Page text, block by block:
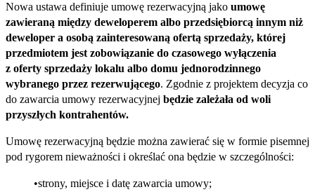
Nowa ustawa definiuje umowę rezerwacyjną jako umowę
zawieraną między deweloperem albo przedsiębiorcą innym niż
deweloper a osobą zainteresowaną ofertą sprzedaży, której
przedmiotem jest zobowiązanie do czasowego wyłączenia
z oferty sprzedaży lokalu albo domu jednorodzinnego
wybranego przez rezerwującego. Zgodnie z projektem decyzja co
do zawarcia umowy rezerwacyjnej będzie zależała od woli
przyszłych kontrahentów.
Umowę rezerwacyjną będzie można zawierać się w formie pisemnej
pod rygorem nieważności i określać ona będzie w szczególności:
strony, miejsce i datę zawarcia umowy;